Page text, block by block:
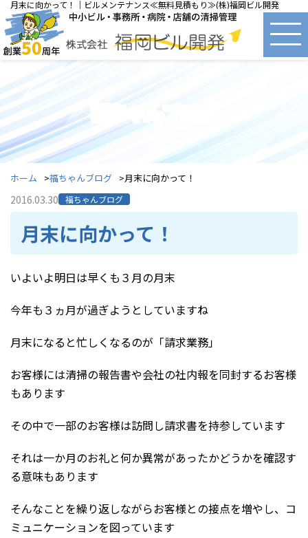
月末に向かって！｜ビルメンテナンス≪無料見積もり≫(株)福岡ビル開発
福ちゃんブログ
ホーム 福ちゃんブログ 月末に向かって！
2016.03.30 福ちゃんブログ
月末に向かって！
いよいよ明日は早くも３月の月末
今年も３ヵ月が過ぎようとしていますね
月末になると忙しくなるのが「請求業務」
お客様には清掃の報告書や会社の社内報を同封するお客様
もあります
その中で一部のお客様は訪問し請求書を持参しています
それは一か月のお礼と何か異常があったかどうかを確認す
る意味もあります
そんなことを繰り返しながらお客様との接点を増やし、コ
ミュニケーションを図っています